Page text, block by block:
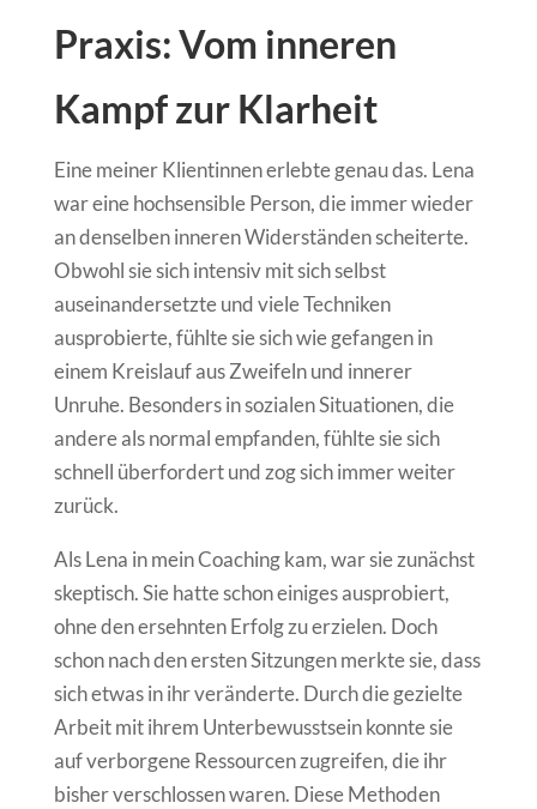
Praxis: Vom inneren
Kampf zur Klarheit
Eine meiner Klientinnen erlebte genau das. Lena
war eine hochsensible Person, die immer wieder
an denselben inneren Widerständen scheiterte.
Obwohl sie sich intensiv mit sich selbst
auseinandersetzte und viele Techniken
ausprobierte, fühlte sie sich wie gefangen in
einem Kreislauf aus Zweifeln und innerer
Unruhe. Besonders in sozialen Situationen, die
andere als normal empfanden, fühlte sie sich
schnell überfordert und zog sich immer weiter
zurück.
Als Lena in mein Coaching kam, war sie zunächst
skeptisch. Sie hatte schon einiges ausprobiert,
ohne den ersehnten Erfolg zu erzielen. Doch
schon nach den ersten Sitzungen merkte sie, dass
sich etwas in ihr veränderte. Durch die gezielte
Arbeit mit ihrem Unterbewusstsein konnte sie
auf verborgene Ressourcen zugreifen, die ihr
bisher verschlossen waren. Diese Methoden